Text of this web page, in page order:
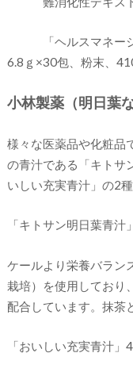
「ヘルスマネージ
6.8ｇ×30包、粉末、
小林製薬（明日葉な
様々な医薬品や化粧品
の青汁である「キトサ
いしい充実青汁」の2種
「キトサン明日葉青
ケールより栄養バラン
栽培）を使用しており
配合しています。抹茶
「おいしい充実青汁